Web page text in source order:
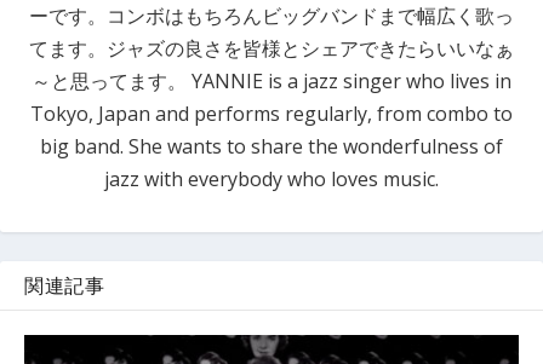
ーです。コンボはもちろんビッグバンドまで幅広く歌っ
てます。ジャズの良さを皆様とシェアできたらいいなぁ
～と思ってます。 YANNIE is a jazz singer who lives in
Tokyo, Japan and performs regularly, from combo to
big band. She wants to share the wonderfulness of
jazz with everybody who loves music.
関連記事